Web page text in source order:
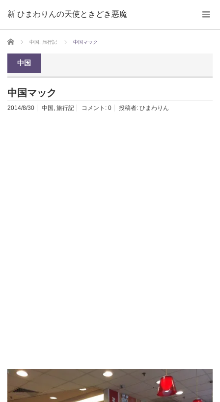
新 ひまわりんの天使ときどき悪魔
ホーム 中国 旅行記 中国マック
中国
中国マック
2014/8/30 中国 , 旅行記 コメント: 0 投稿者: ひまわりん